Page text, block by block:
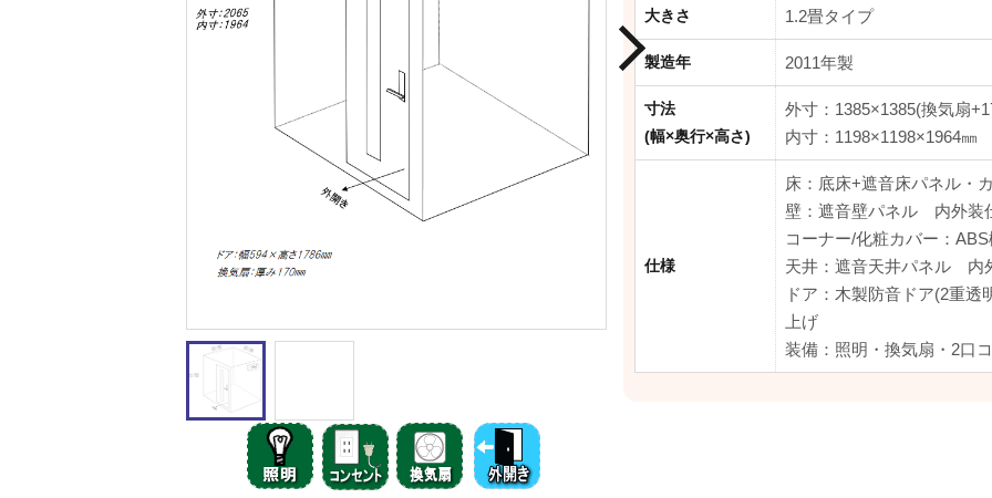
大きさ 1.2畳タイプ
製造年 2011年製
寸法
(幅×奥行×高さ)
外寸：1385×1385(換気扇
内寸：1198×1198×1964㎜
仕様
床：底床+遮音床パネル・
壁：遮音壁パネル 内外装
コーナー/化粧カバー：
天井：遮音天井パネル 内
ドア：木製防音ドア(2重
上げ
装備：照明・換気扇・2口